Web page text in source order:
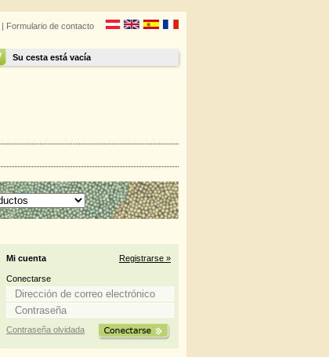
| Formulario de contacto
Su cesta está vacía
Mi cuenta Registrarse »
Conectarse
Contraseña olvidada